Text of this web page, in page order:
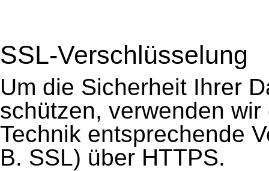
SSL-Verschlüsselung
Um die Sicherheit Ihrer
schützen, verwenden
Technik entsprechende
B. SSL) über HTTPS.